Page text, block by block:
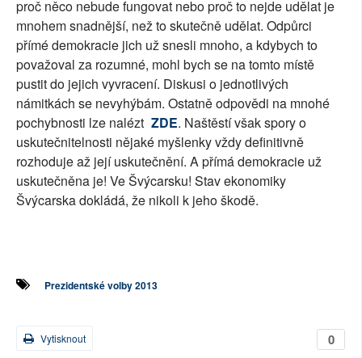
proč něco nebude fungovat nebo proč to nejde udělat je
mnohem snadnější, než to skutečně udělat. Odpůrci
přímé demokracie jich už snesli mnoho, a kdybych to
považoval za rozumné, mohl bych se na tomto místě
pustit do jejich vyvracení. Diskusi o jednotlivých
námitkách se nevyhýbám. Ostatně odpovědi na mnohé
pochybnosti lze nalézt ZDE. Naštěstí však spory o
uskutečnitelnosti nějaké myšlenky vždy definitivně
rozhoduje až její uskutečnění. A přímá demokracie už
uskutečněna je! Ve Švýcarsku! Stav ekonomiky
Švýcarska dokládá, že nikoli k jeho škodě.
Prezidentské volby 2013
0
Vytisknout